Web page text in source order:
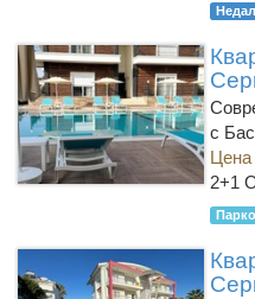
с
Цена
2+1